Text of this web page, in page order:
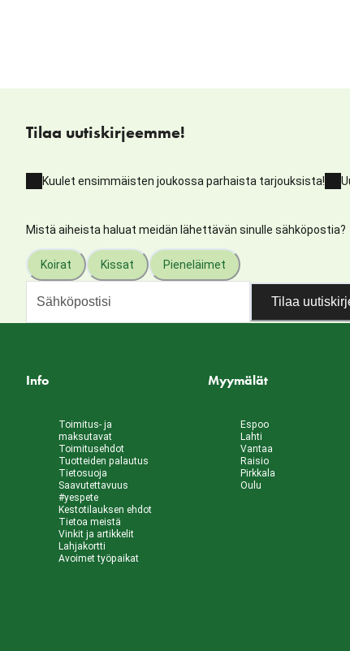
Tilaa uutiskirjeemme!
Kuulet ensimmäisten joukossa parhaista tarjouksista!
Mistä aiheista haluat meidän lähettävän sinulle sähköpostia?
Koirat Kissat Pieneläimet
Tilaa
Info
Toimitus- ja
maksutavat
Toimitusehdot
Tuotteiden palautus
Tietosuoja
Saavutettavuus
#yespete
Kestotilauksen ehdot
Tietoa meistä
Vinkit ja artikkelit
Lahjakortti
Avoimet työpaikat
Myymälät
Espoo
Lahti
Vantaa
Raisio
Pirkkala
Oulu